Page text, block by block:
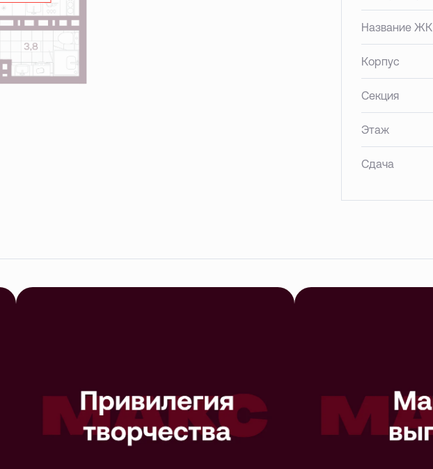
Название ЖК
Корпус
Секция
Этаж
Сдача